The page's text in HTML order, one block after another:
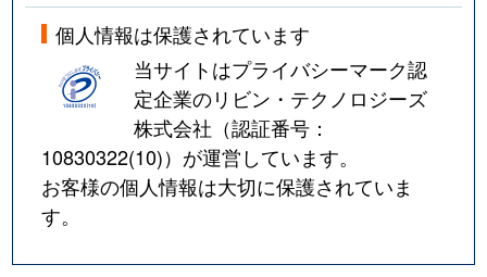
個人情報は保護されています
当サイトはプライバシーマーク認
定企業のリビン・テクノロジーズ
株式会社（認証番号：
10830322(10)）が運営しています。
お客様の個人情報は大切に保護されていま
す。